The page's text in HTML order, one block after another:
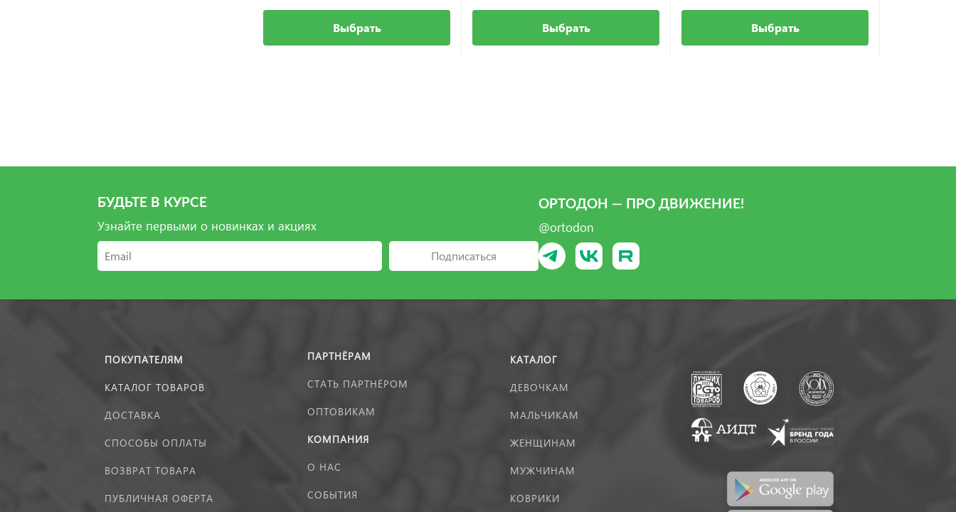
Выбрать Выбрать Выбрать
БУДЬТЕ В КУРСЕ
Узнайте первыми о новинках и акциях
Подписаться
ОРТОДОН — ПРО ДВИЖЕНИЕ!
@ortodon
ПОКУПАТЕЛЯМ
КАТАЛОГ ТОВАРОВ
ДОСТАВКА
СПОСОБЫ ОПЛАТЫ
ВОЗВРАТ ТОВАРА
ПУБЛИЧНАЯ ОФЕРТА
ПАРТНЁРАМ
СТАТЬ ПАРТНЁРОМ
ОПТОВИКАМ
КОМПАНИЯ
О НАС
СОБЫТИЯ
КАТАЛОГ
ДЕВОЧКАМ
МАЛЬЧИКАМ
ЖЕНЩИНАМ
МУЖЧИНАМ
КОВРИКИ